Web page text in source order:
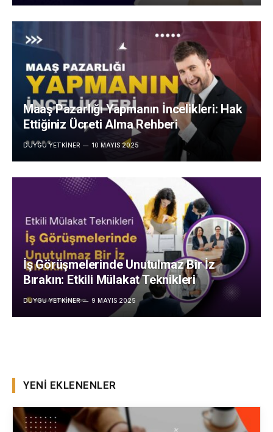
Maaş Pazarlığı Yapmanın İncelikleri: Hak
Ettiğiniz Ücreti Alma Rehberi
DUYGU YETKINER 10 MAYIS 2025
İş Görüşmelerinde Unutulmaz Bir İz
Bırakın: Etkili Mülakat Teknikleri
DUYGU YETKINER 9 MAYIS 2025
YENI EKLENENLER